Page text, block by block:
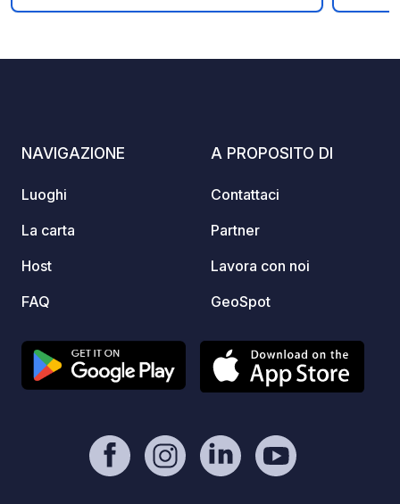
alle 14:00 e che parcheggiare di fronte
alle
NAVIGAZIONE
Luoghi
La carta
Host
FAQ
A PROPOSITO DI
Contattaci
Partner
Lavora con noi
GeoSpot